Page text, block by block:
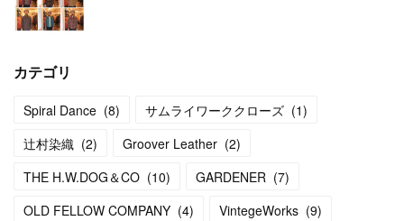
カテゴリ
Spiral Dance (8) サムライワーククローズ (1)
辻村染織 (2) Groover Leather (2)
THE H.W.DOG＆CO (10) GARDENER (7)
OLD FELLOW COMPANY (4) VintegeWorks (9)